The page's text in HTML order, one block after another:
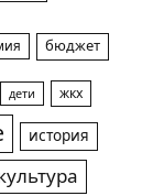
бюджет
дети жкх
история